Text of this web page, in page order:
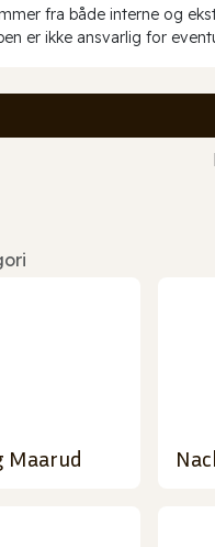
fra både interne og
er ikke ansvarlig for
Maarud